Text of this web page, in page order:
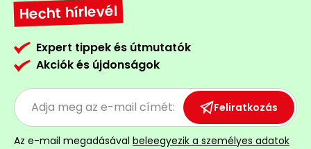
Hecht hírlevél
Expert tippek és útmutatók
Akciók és újdonságok
Feliratkozás
Az e-mail megadásával beleegyezik a személyes adatok